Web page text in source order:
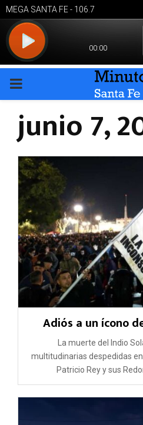
PRIMARY
MENU
junio 7,
Adiós a un ícono
La muerte del Indio
multitudinarias despedidas
Patricio Rey y sus